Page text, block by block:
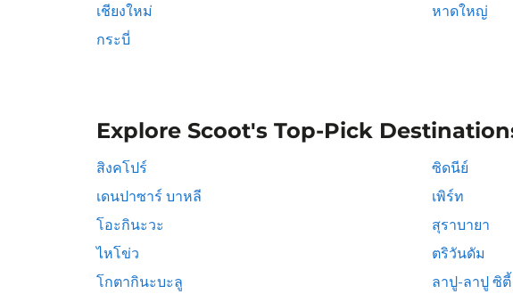
เชียงใหม่
หาดใหญ่
กระบี่
Explore Scoot's Top-Pick
สิงคโปร์ ซิดนีย์
เดนปาซาร์ บาหลี
เพิร์ท
โอะกินะวะ
สุราบายา
ไหโข่ว
ตริวันดัม
โกตากินะบะลู
ลาปู-ลาปู ซิตี้